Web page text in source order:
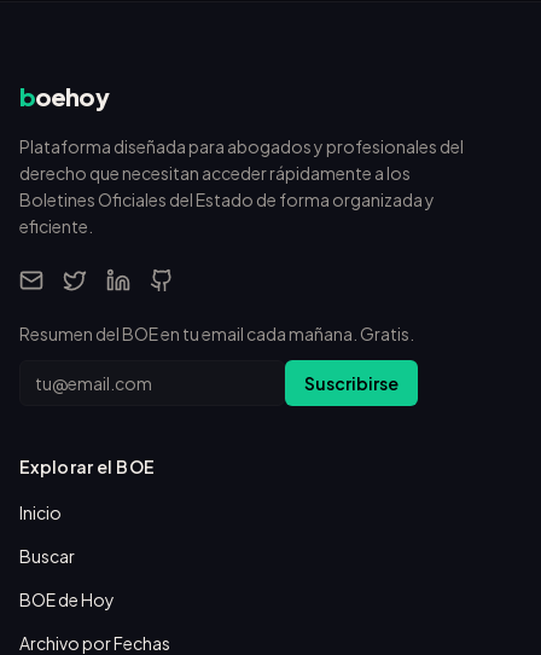
boehoy
Plataforma diseñada para abogados y profesionales del
derecho que necesitan acceder rápidamente a los
Boletines Oficiales del Estado de forma organizada y
eficiente.
Resumen del BOE en tu email cada mañana. Gratis.
Email Suscribirse
Explorar el BOE
Inicio
Buscar
BOE de Hoy
Archivo por Fechas